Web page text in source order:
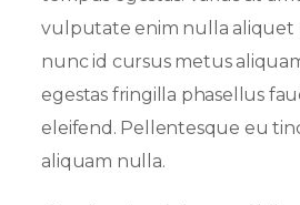
vulputate enim nulla aliquet
nunc id cursus metus
egestas fringilla phasellus
eleifend. Pellentesque eu
aliquam nulla.